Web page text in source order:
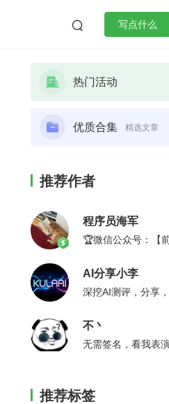
 写点什么
热门活动
优质合集 精选文章
推荐作者
程序员海军
🏆微信公众号：【
AI分享小李
深挖AI测评，分享
不丶
无需签名，看我表
推荐标签